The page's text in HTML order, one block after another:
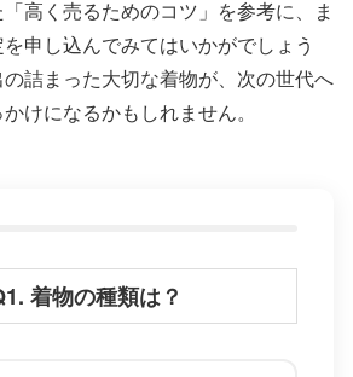
高く売るためのコツ」を参考に、ま
申し込んでみてはいかがでしょう
詰まった大切な着物が、次の世代へ
けになるかもしれません。
着物の種類は？